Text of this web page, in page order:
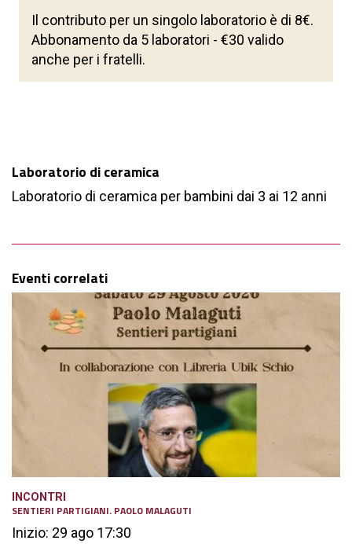
Laboratorio di ceramica
Laboratorio di ceramica per bambini dai 3 ai 12 anni
Eventi correlati
INCONTRI
SENTIERI PARTIGIANI. PAOLO MALAGUTI
Inizio: 29 ago 17:30
Il contributo per un singolo laboratorio è di 8€.
Abbonamento da 5 laboratori - €30 valido
anche per i fratelli.